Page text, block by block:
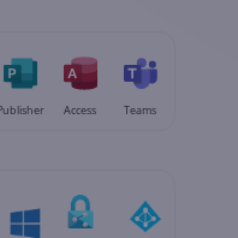
Access Teams